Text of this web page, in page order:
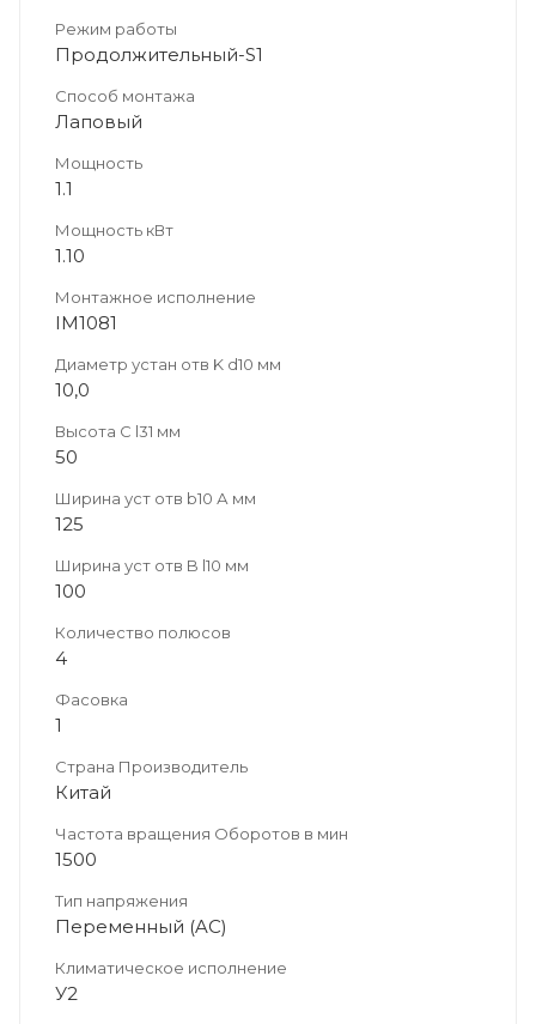
Режим работы
Продолжительный-S1
Способ монтажа
Лаповый
Мощность
1.1
Мощность кВт
1.10
Монтажное исполнение
IM1081
Диаметр устан отв K d10 мм
10,0
Высота C l31 мм
50
Ширина уст отв b10 А мм
125
Ширина уст отв B l10 мм
100
Количество полюсов
4
Фасовка
1
Страна Производитель
Китай
Частота вращения Оборотов в мин
1500
Тип напряжения
Переменный (AC)
Климатическое исполнение
У2